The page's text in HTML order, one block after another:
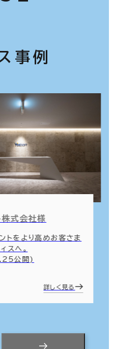
事例
式会社様
トをより高めお客さま
スへ。
公開)
詳しく見る